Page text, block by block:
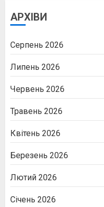
АРХІВИ
Серпень 2026
Липень 2026
Червень 2026
Травень 2026
Квітень 2026
Березень 2026
Лютий 2026
Січень 2026